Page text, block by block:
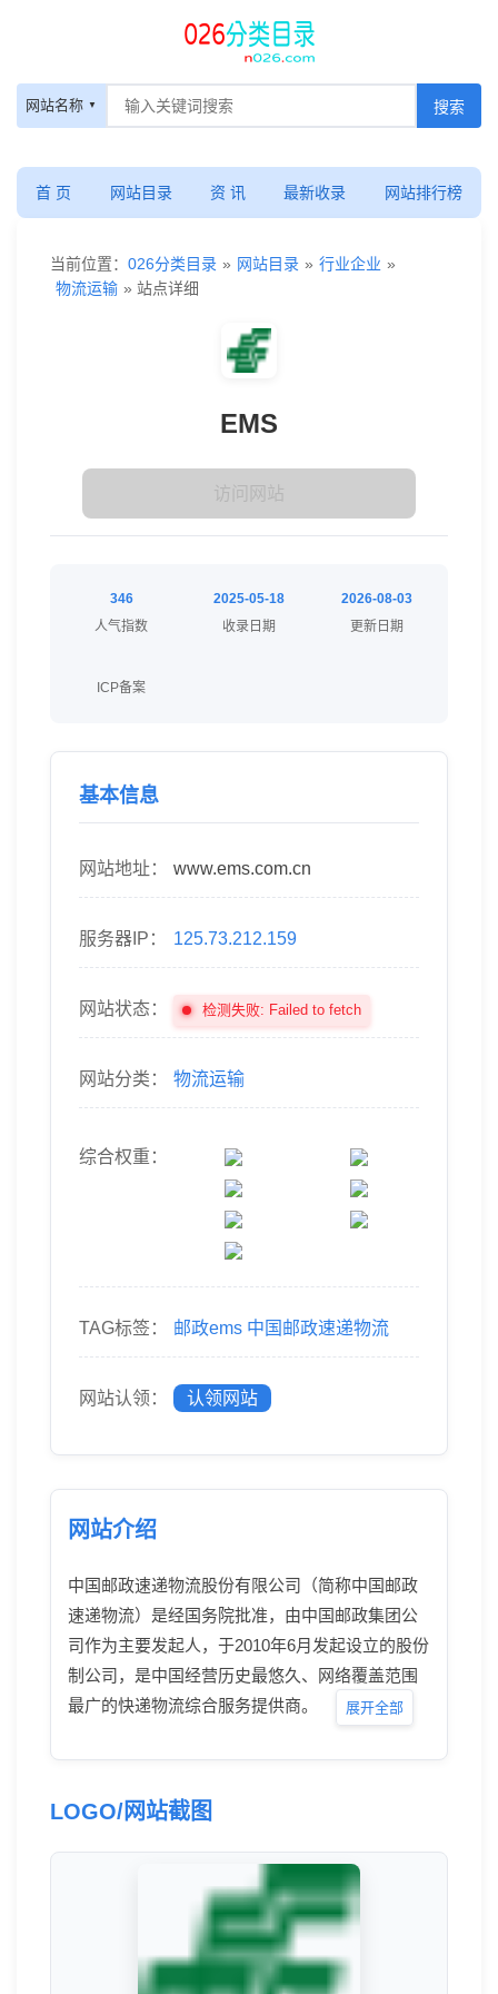
网站名称
首 页 网站目录 资 讯 最新收录 网站排行榜
当前位置： 026分类目录 » 网站目录 » 行业企业 »
物流运输 » 站点详细
EMS
访问网站
346
人气指数
2025-05-18
收录日期
2026-08-03
更新日期
ICP备案
基本信息
网站地址： www.ems.com.cn
服务器IP： 125.73.212.159
网站状态： 检测失败: Failed to fetch
网站分类： 物流运输
综合权重：
TAG标签： 邮政ems 中国邮政速递物流
网站认领： 认领网站
网站介绍
中国邮政速递物流股份有限公司（简称中国邮政
速递物流）是经国务院批准，由中国邮政集团公
司作为主要发起人，于2010年6月发起设立的股份
制公司，是中国经营历史最悠久、网络覆盖范围
最广的快递物流综合服务提供商。
展开全部
LOGO/网站截图